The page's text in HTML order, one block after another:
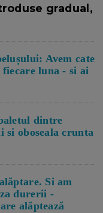
gradual,
Avem cate
luna - si ai
dintre
si oboseala crunta
Si am
durerii -
alăptează